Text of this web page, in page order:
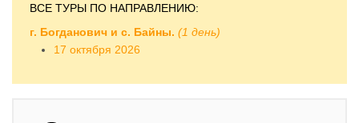
ВСЕ ТУРЫ ПО НАПРАВЛЕНИЮ:
г. Богданович и с. Байны. (1 день)
17 октября 2026